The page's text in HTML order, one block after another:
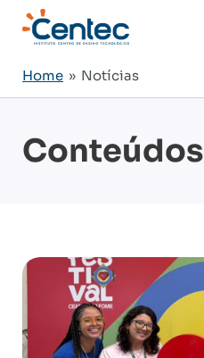
Home » Notícias
Conteúdos